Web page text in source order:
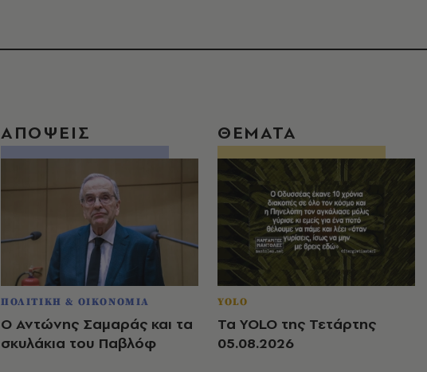
ΑΠΟΨΕΙΣ
ΠΟΛΙΤΙΚΗ & ΟΙΚΟΝΟΜΙΑ
Ο Αντώνης Σαμαράς και τα
σκυλάκια του Παβλόφ
ΘΕΜΑΤΑ
YOLO
Τα YOLO της Τετάρτης
05.08.2026